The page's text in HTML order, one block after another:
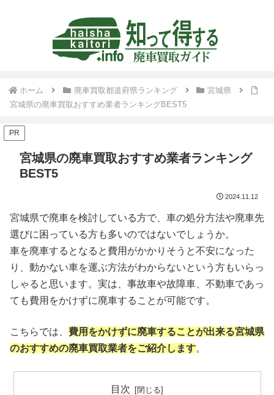
ホーム 廃車買取都道府県ランキング
宮城県
宮城県の廃車買取おすすめ業者ランキングBEST5
PR
宮城県の廃車買取おすすめ業者ランキング
BEST5
2024.11.12
宮城県で廃車を検討している方で、車の処分方法や廃車先
選びに困っている方も多いのではないでしょうか。
車を廃車するとなると費用がかかりそうと不安になった
り、動かない車を運ぶ方法がわからないという方もいらっ
しゃると思います。実は、事故車や故障車、不動車であっ
ても費用をかけずに廃車することが可能です。
こちらでは、 費用をかけずに廃車することが出来る宮城県
のおすすめの廃車買取業者をご紹介します。
目次